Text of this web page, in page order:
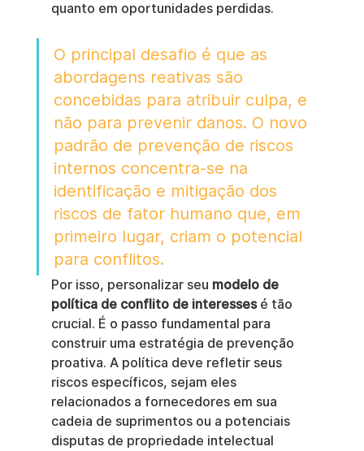
quanto em oportunidades perdidas.
O principal desafio é que as
abordagens reativas são
concebidas para atribuir culpa, e
não para prevenir danos. O novo
padrão de prevenção de riscos
internos concentra-se na
identificação e mitigação dos
riscos de fator humano que, em
primeiro lugar, criam o potencial
para conflitos.
Por isso, personalizar seu modelo de
política de conflito de interesses é tão
crucial. É o passo fundamental para
construir uma estratégia de prevenção
proativa. A política deve refletir seus
riscos específicos, sejam eles
relacionados a fornecedores em sua
cadeia de suprimentos ou a potenciais
disputas de propriedade intelectual